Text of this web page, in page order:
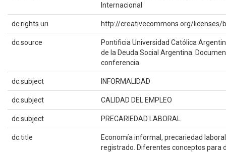
Internacional
dc.rights.uri http://creativecommons.org/licenses/
dc.source
Pontificia Universidad Católica
de la Deuda Social Argentina.
conferencia
dc.subject INFORMALIDAD
dc.subject CALIDAD DEL EMPLEO
dc.subject PRECARIEDAD LABORAL
dc.title
Economía informal, precariedad
registrado. Diferentes conceptos para